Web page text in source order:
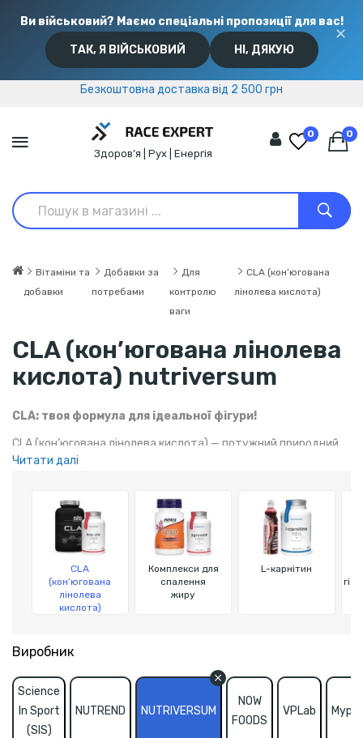
Ви військовий? Маємо спеціальні пропозиції для вас!
ТАК, Я ВІЙСЬКОВИЙ НІ, ДЯКУЮ
✕
Безкоштовна доставка від 2 500 грн
Безкоштовна доставка від 2 500 грн
Здоров’я | Рух | Енергія
0 0
Вітаміни та
добавки
Добавки за
потребами
Для
контролю
ваги
CLA (кон’югована
лінолева кислота)
CLA (кон’югована лінолева
кислота) nutriversum
CLA: твоя формула для ідеальної фігури!
CLA (кон’югована лінолева кислота) — потужний природний
жироспалювач, який допомагає знизити жирові відкладення,
Підвищує енергію та підтримує метаболізм, сприяючи
ефективному схудненню та поліпшенню результатів
тренувань.
Читати далі
Комплекси для
спалення
жиру
L-карнітин
CLA
(кон’югована
лінолева
кислота)
Виробник
Science
In Sport
(SIS)
NUTREND NUTRIVERSUM
NOW
FOODS
VPLab